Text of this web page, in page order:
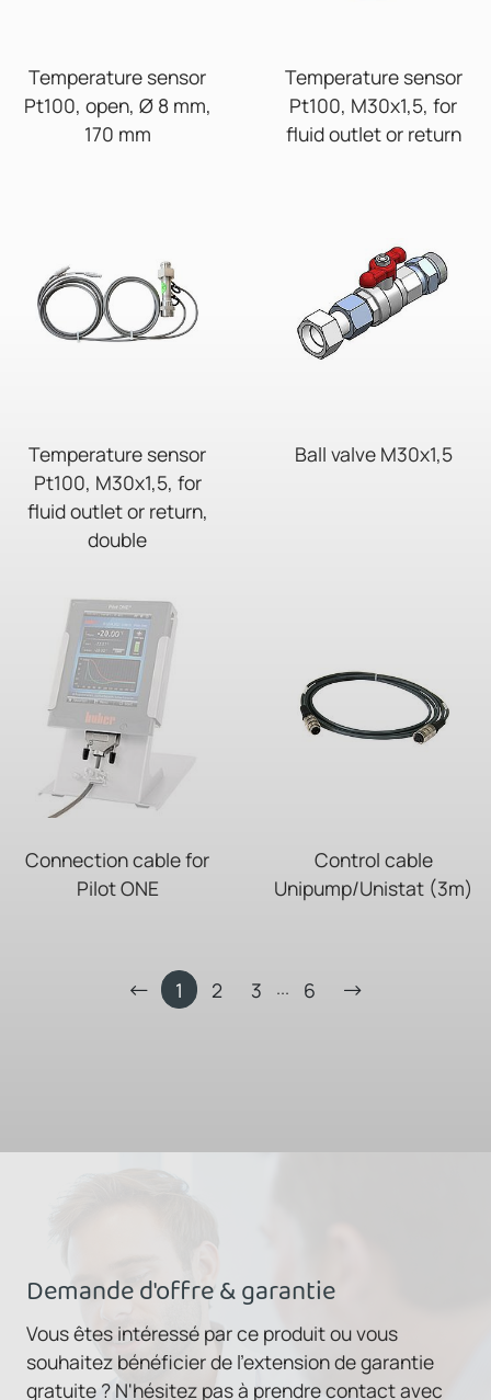
Temperature sensor
Pt100, open, Ø 8 mm,
170 mm
Temperature sensor
Pt100, M30x1,5, for
fluid outlet or return
Temperature sensor
Pt100, M30x1,5, for
fluid outlet or return,
double
Ball valve M30x1,5
Connection cable for
Pilot ONE
Control cable
Unipump/Unistat (3m)
1 2 3 ... 6
Demande d'offre & garantie
Vous êtes intéressé par ce produit ou vous
souhaitez bénéficier de l'extension de garantie
gratuite ? N'hésitez pas à prendre contact avec